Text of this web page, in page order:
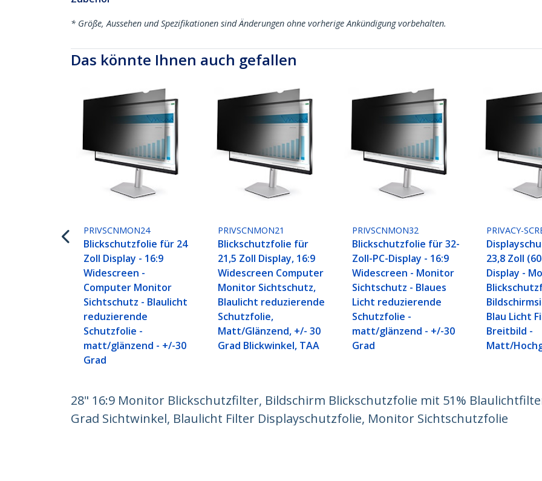
* Größe, Aussehen und Spezifikationen sind Änderungen ohne vorherige Ankündigung vorbehalten.
Das könnte Ihnen auch gefallen
PRIVSCNMON24
Blickschutzfolie für 24
Zoll Display - 16:9
Widescreen -
Computer Monitor
Sichtschutz - Blaulicht
reduzierende
Schutzfolie -
matt/glänzend - +/-30
Grad
PRIVSCNMON21
Blickschutzfolie für
21,5 Zoll Display, 16:9
Widescreen Computer
Monitor Sichtschutz,
Blaulicht reduzierende
Schutzfolie,
Matt/Glänzend, +/- 30
Grad Blickwinkel, TAA
PRIVSCNMON32
Blickschutzfolie für 32-
Zoll-PC-Display - 16:9
Widescreen - Monitor
Sichtschutz - Blaues
Licht reduzierende
Schutzfolie -
matt/glänzend - +/-30
Grad
PRIVACY-
23,8 Zoll
Display -
Blau Licht
Breitbild -
Matt/
28" 16:9 Monitor Blickschutzfilter, Bildschirm Blickschutzfolie mit 51%
Grad Sichtwinkel, Blaulicht Filter Displayschutzfolie, Monitor Sichtschutzfolie